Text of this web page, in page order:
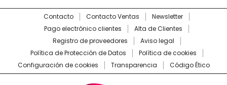
Contacto Contacto Ventas
Newsletter
Pago electrónico clientes
Alta de Clientes
Registro de proveedores
Aviso legal
Política de Protección de Datos
Política de cookies
Configuración de cookies
Transparencia Código Ético